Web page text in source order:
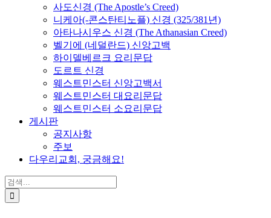
사도신경 (The Apostle’s Creed)
니케아(-콘스탄티노플) 신경 (325/381년)
아타나시우스 신경 (The Athanasian Creed)
벨기에 (네덜란드) 신앙고백
하이델베르크 요리문답
도르트 신경
웨스트민스터 신앙고백서
웨스트민스터 대요리문답
웨스트민스터 소요리문답
게시판
공지사항
주보
다우리교회, 궁금해요!
검
색
...